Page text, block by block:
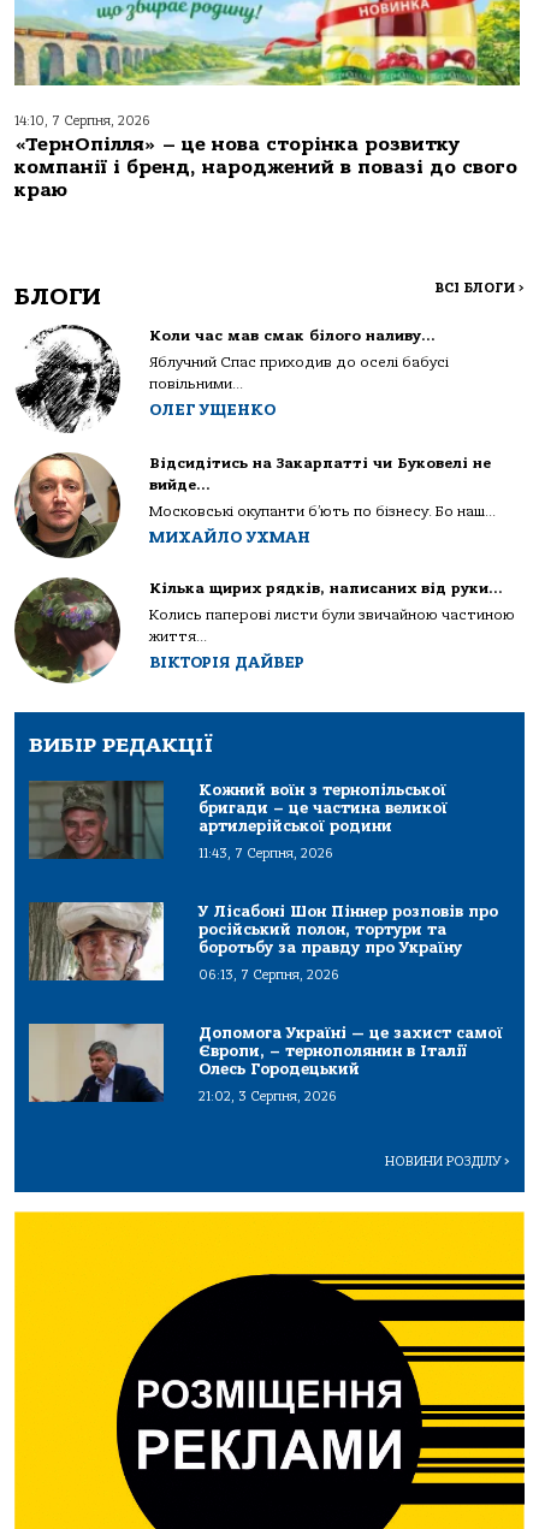
14:10, 7 Серпня, 2026
«ТернОпілля» – це нова сторінка розвитку
компанії і бренд, народжений в повазі до свого
краю
БЛОГИ ВСІ БЛОГИ >
Коли час мав смак білого наливу…
Яблучний Спас приходив до оселі бабусі
повільними...
ОЛЕГ УЩЕНКО
Відсидітись на Закарпатті чи Буковелі не
вийде…
Московські окупанти б’ють по бізнесу. Бо наш...
МИХАЙЛО УХМАН
Кілька щирих рядків, написаних від руки…
Колись паперові листи були звичайною частиною
життя...
ВІКТОРІЯ ДАЙВЕР
ВИБІР РЕДАКЦІЇ
Кожний воїн з тернопільської
бригади – це частина великої
артилерійської родини
11:43, 7 Серпня, 2026
У Лісабоні Шон Піннер розповів про
російський полон, тортури та
боротьбу за правду про Україну
06:13, 7 Серпня, 2026
Допомога Україні — це захист самої
Європи, – тернополянин в Італії
Олесь Городецький
21:02, 3 Серпня, 2026
НОВИНИ РОЗДІЛУ>